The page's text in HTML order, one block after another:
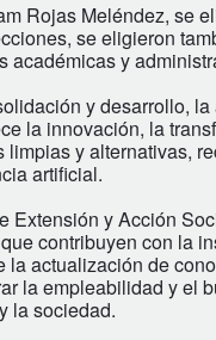
Rojas Meléndez, se
se eligieron
académicas y
y desarrollo,
la innovación, la
y alternativas,
artificial.
Extensión y Acción
contribuyen con la
actualización de
la empleabilidad y el
la sociedad.